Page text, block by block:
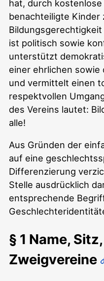
hat, durch
benachteiligte Kinder
ist politisch sowie
unterstützt
einer ehrlichen sowie
und vermittelt einen
respektvollen
des Vereins lautet:
alle!
Aus Gründen der
auf eine
Differenzierung
Stelle ausdrücklich
entsprechende
§ 1 Name,
Zweigvereine